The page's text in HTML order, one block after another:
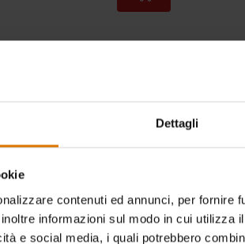
Dettagli
contenuti ed annunci, per fornire
informazioni sul modo in cui utilizza
e social media, i quali potrebbero